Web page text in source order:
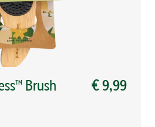
Brush € 9,99